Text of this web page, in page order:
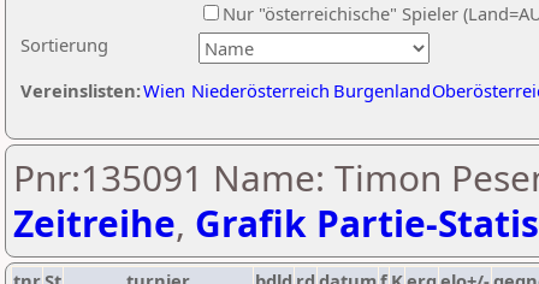
Sortierung
Nur "österreichische" Spieler
Vereinslisten:Wien Niederösterreich Burgenland
Pnr:135091 Name: Timon
Zeitreihe, Grafik Partie-